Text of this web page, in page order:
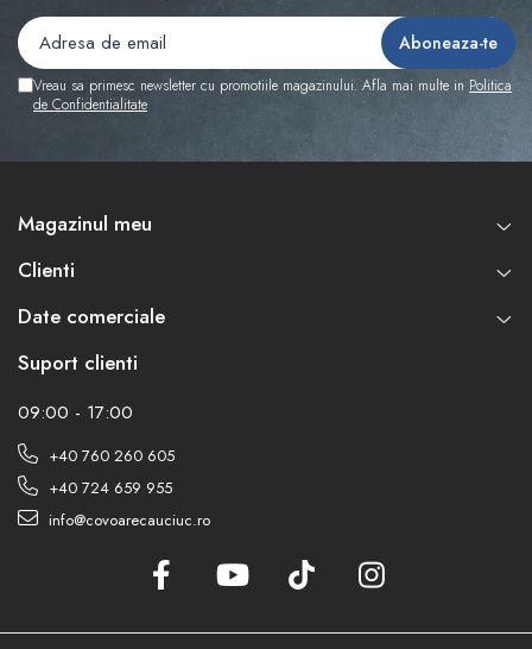
Vreau sa primesc newsletter cu promotiile magazinului. Afla mai multe in Politica
de Confidentialitate
Magazinul meu
Clienti
Date comerciale
Suport clienti
09:00 - 17:00
+40 760 260 605
+40 724 659 955
info@covoarecauciuc.ro